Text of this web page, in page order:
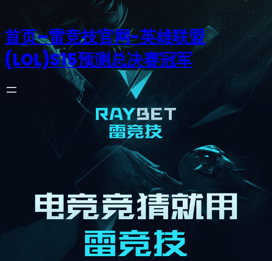
首页–雷竞技官网-英雄联盟
(LOL)S15预测总决赛冠军